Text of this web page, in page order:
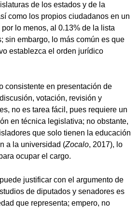
de los estados y de la
como los propios ciudadanos en un
lo menos, al 0.13% de la lista
sin embargo, lo más común es que
establezca el orden jurídico
consistente en presentación de
votación, revisión y
no es tarea fácil, pues requiere un
en técnica legislativa; no obstante,
que solo tienen la educación
a la universidad (Zocalo, 2017), lo
ocupar el cargo.
justificar con el argumento de
de diputados y senadores es
que representa; empero, no